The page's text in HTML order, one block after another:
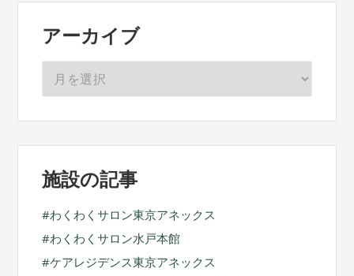
アーカイブ
施設の記事
わくわくサロン東京アネックス
わくわくサロン水戸本館
ケアレジデンス東京アネックス